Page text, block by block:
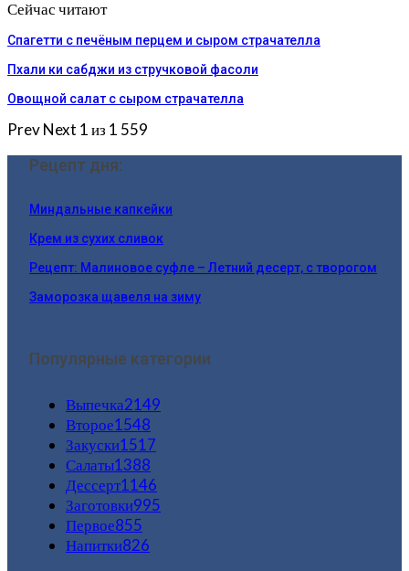
Сейчас читают
Спагетти с печёным перцем и сыром страчателла
Пхали ки сабджи из стручковой фасоли
Овощной салат с сыром страчателла
PrevNext 1 из 1 559
Рецепт дня:
Миндальные капкейки
Крем из сухих сливок
Рецепт: Малиновое суфле – Летний десерт, с творогом
Заморозка щавеля на зиму
Популярные категории
Выпечка2149
Второе1548
Закуски1517
Салаты1388
Дессерт1146
Заготовки995
Первое855
Напитки826